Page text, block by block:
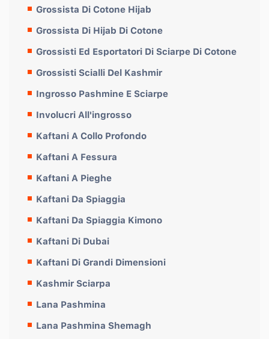
Grossista Di Cotone Hijab
Grossista Di Hijab Di Cotone
Grossisti Ed Esportatori Di Sciarpe Di Cotone
Grossisti Scialli Del Kashmir
Ingrosso Pashmine E Sciarpe
Involucri All'ingrosso
Kaftani A Collo Profondo
Kaftani A Fessura
Kaftani A Pieghe
Kaftani Da Spiaggia
Kaftani Da Spiaggia Kimono
Kaftani Di Dubai
Kaftani Di Grandi Dimensioni
Kashmir Sciarpa
Lana Pashmina
Lana Pashmina Shemagh